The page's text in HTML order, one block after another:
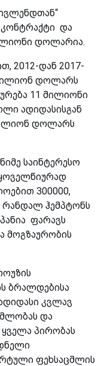
კონტრაქტი და
დოლარია.
2012-დან 2017-
დოლარს
11 მილიონი
ადიდასისგან
დოლარს
საინტერესო
300000,
რანდალ ჰემპტონს
ფარავს
მოგზაურობის
ბრალდებისა
კვლავ
და
პირობას
ფეხსაცმლის